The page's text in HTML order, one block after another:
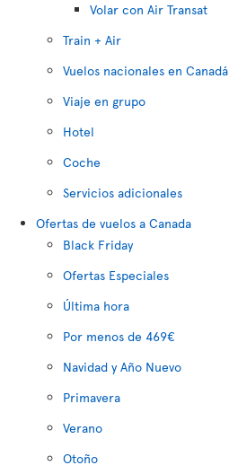
Volar con Air Transat
Train + Air
Vuelos nacionales en Canadá
Viaje en grupo
Hotel
Coche
Servicios adicionales
Ofertas de vuelos a Canada
Black Friday
Ofertas Especiales
Última hora
Por menos de 469€
Navidad y Año Nuevo
Primavera
Verano
Otoño